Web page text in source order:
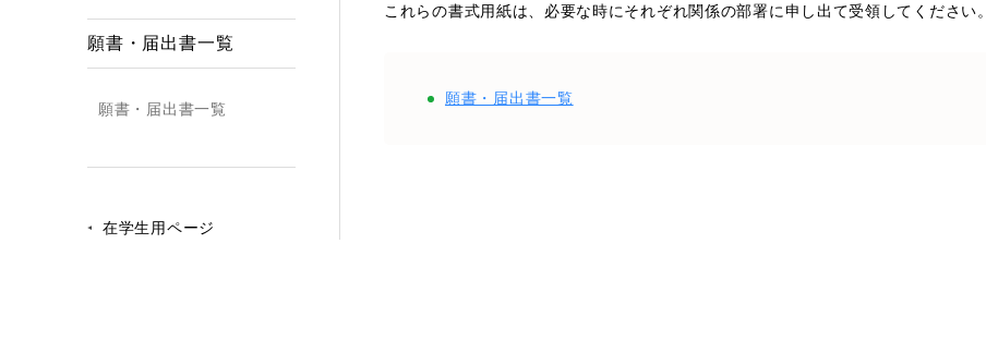
これらの書式用紙は、必要な時にそれぞれ関係の部署に申し出て受領してください。
願書・届出書一覧
願書・届出書一覧
願書・届出書一覧
在学生用ページ